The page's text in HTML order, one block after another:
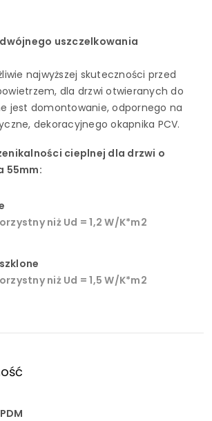
uszczelkowania
najwyższej skuteczności przed
dla drzwi otwieranych do
jest domontowanie, odpornego na
dekoracyjnego okapnika PCV.
cieplnej dla drzwi o
55mm:
niż Ud = 1,2 W/K*m2
niż Ud = 1,5 W/K*m2